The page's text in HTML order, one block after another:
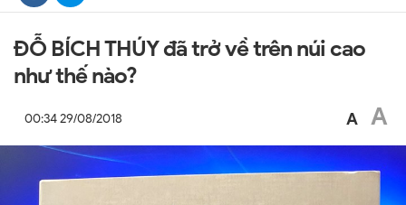
ĐỖ BÍCH THÚY đã trở về trên núi cao
như thế nào?
00:34 29/08/2018 A A